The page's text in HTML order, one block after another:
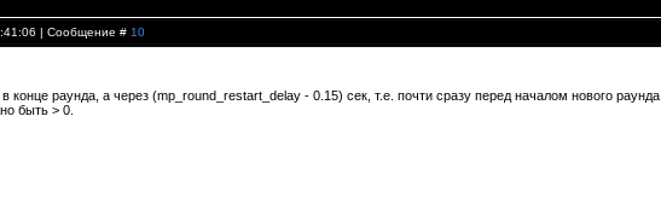
| Сообщение # 10
конце раунда, а через (mp_round_restart_delay - 0.15) сек, т.е. почти сразу перед началом нового раунда.
быть > 0.